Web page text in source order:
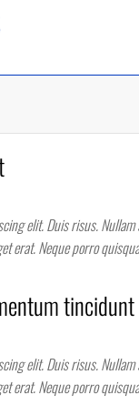
elit. Duis risus.
erat. Neque porro
tincidunt
elit. Duis risus.
erat. Neque porro